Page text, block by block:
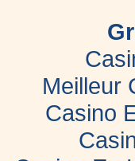
Meilleur
Casino